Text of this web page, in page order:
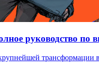
руководство по
трансформации